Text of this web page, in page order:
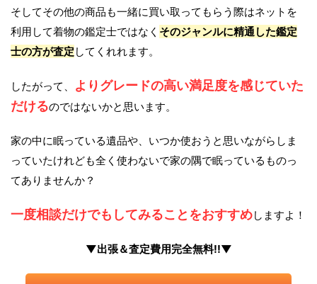
そしてその他の商品も一緒に買い取ってもらう際はネットを
利用して着物の鑑定士ではなく そのジャンルに精通した鑑定
士の方が査定 してくれれます。
したがって、
よりグレードの高い満足度を感じていた
だけるのではないかと思います。
家の中に眠っている遺品や、いつか使おうと思いながらしま
っていたけれども全く使わないで家の隅で眠っているものっ
てありませんか？
一度相談だけでもしてみることをおすすめしますよ！
▼出張＆査定費用完全無料!!▼